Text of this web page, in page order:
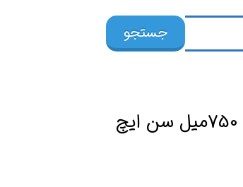
حساب کاربری من
تغییر گذر واژه
کاربری
جستجو